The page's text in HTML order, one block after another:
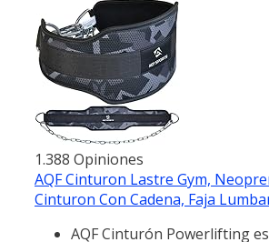
1.388 Opiniones
AQF Cinturon Lastre Gym,
Cinturon Con Cadena, Faja
AQF Cinturón Powerlifting